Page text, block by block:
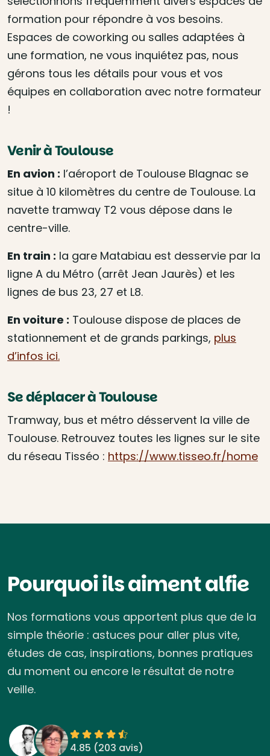
formation pour répondre à vos besoins.
Espaces de coworking ou salles adaptées à
une formation, ne vous inquiétez pas, nous
gérons tous les détails pour vous et vos
équipes en collaboration avec notre formateur
!
Venir à Toulouse
En avion : l’aéroport de Toulouse Blagnac se
situe à 10 kilomètres du centre de Toulouse. La
navette tramway T2 vous dépose dans le
centre-ville.
En train : la gare Matabiau est desservie par la
ligne A du Métro (arrêt Jean Jaurès) et les
lignes de bus 23, 27 et L8.
En voiture : Toulouse dispose de places de
stationnement et de grands parkings, plus
d’infos ici.
Se déplacer à Toulouse
Tramway, bus et métro désservent la ville de
Toulouse. Retrouvez toutes les lignes sur le site
du réseau Tisséo : https://www.tisseo.fr/home
Pourquoi ils aiment alfie
Nos formations vous apportent plus que de la
simple théorie : astuces pour aller plus vite,
études de cas, inspirations, bonnes pratiques
du moment ou encore le résultat de notre
veille.
4.85 (203 avis)